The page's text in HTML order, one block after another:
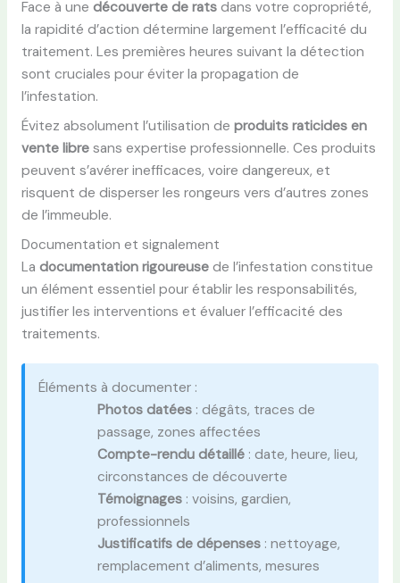
Face à une découverte de ratsdans votre copropriété,
la rapidité d’action détermine largement l’efficacité du
traitement. Les premières heures suivant la détection
sont cruciales pour éviter la propagation de
l’infestation.
Évitez absolument l’utilisation de produits raticides en
vente libresans expertise professionnelle. Ces produits
peuvent s’avérer inefficaces, voire dangereux, et
risquent de disperser les rongeurs vers d’autres zones
de l’immeuble.
Documentation et signalement
La documentation rigoureusede l’infestation constitue
un élément essentiel pour établir les responsabilités,
justifier les interventions et évaluer l’efficacité des
traitements.
Éléments à documenter :
Photos datées : dégâts, traces de
passage, zones affectées
Compte-rendu détaillé : date, heure, lieu,
circonstances de découverte
Témoignages : voisins, gardien,
professionnels
Justificatifs de dépenses : nettoyage,
remplacement d’aliments, mesures